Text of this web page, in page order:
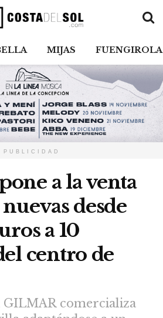
MIJAS FUENGIROLA
PUBLICIDAD
a la venta
desde
a 10
centro de
comercializa